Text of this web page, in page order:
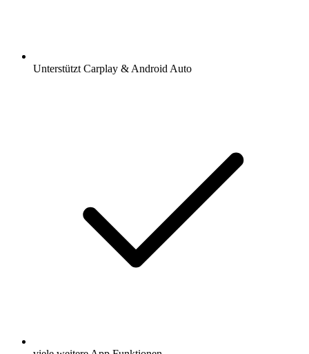
Unterstützt Carplay & Android Auto